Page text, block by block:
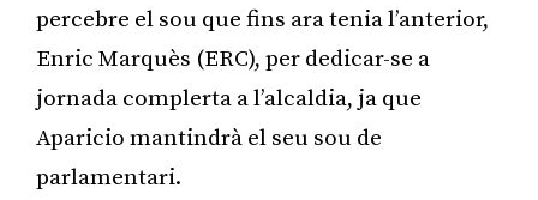
percebre el sou que fins ara tenia l’anterior,
Enric Marquès (ERC), per dedicar-se a
jornada complerta a l’alcaldia, ja que
Aparicio mantindrà el seu sou de
parlamentari.